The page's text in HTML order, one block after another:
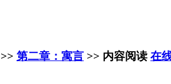
>> 第二章：寓言 >> 内容阅读 在